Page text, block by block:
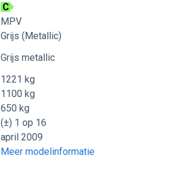
C
MPV
Grijs (Metallic)
Grijs metallic
1221 kg
1100 kg
650 kg
(±) 1 op 16
april 2009
Meer modelinformatie